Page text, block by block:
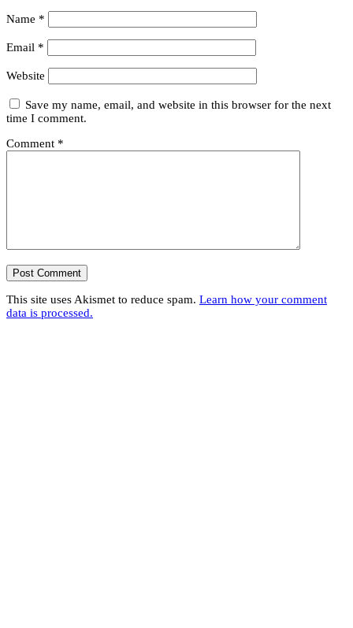
Name *
Email *
Website
Save my name, email, and website in this browser for the next
time I comment.
Comment *
This site uses Akismet to reduce spam. Learn how your comment
data is processed.